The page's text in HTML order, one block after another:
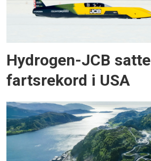
Hydrogen-JCB satte
fartsrekord i USA